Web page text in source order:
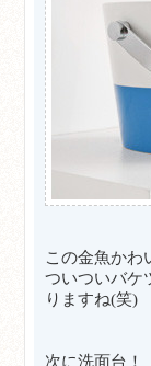
この金魚かわ
ついついバケ
りますね(笑)
次に洗面台！